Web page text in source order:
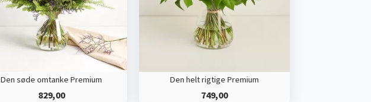
Den søde omtanke Premium
829,00
Den helt rigtige Premium
749,00